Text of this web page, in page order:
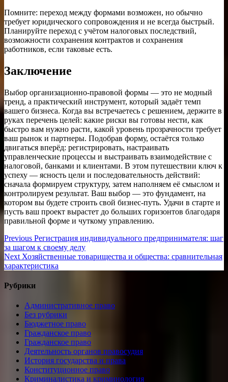
Помните: переход между формами возможен, но обычно
требует юридического сопровождения и не всегда быстрый.
Планируйте переход с учётом налоговых последствий,
возможности сохранения контрактов и сохранения
работников, если таковые есть.
Заключение
Выбор организационно‑правовой формы — это не модный
тренд, а практический инструмент, который задаёт темп
вашего бизнеса. Когда вы встречаетесь с решением, держите в
руках перечень целей: какие риски вы готовы нести, как
быстро вам нужно расти, какой уровень прозрачности требует
ваш рынок и партнеры. Подобрав форму, остаётся только
двигаться вперёд: регистрировать, настраивать
управленческие процессы и выстраивать взаимодействие с
налоговой, банками и клиентами. В этом путешествии ключ к
успеху — ясность цели и последовательность действий:
сначала формируем структуру, затем наполняем её смыслом и
контролируем результат. Ваш выбор — это фундамент, на
котором вы будете строить свой бизнес‑путь. Удачи в старте и
пусть ваш проект вырастет до больших горизонтов благодаря
правильной форме и чуткому управлению.
Навигация
по
записям
Previous Previous
post:
Регистрация индивидуального предпринимателя: шаг
за шагом к своему делу
Next Next
post:
Хозяйственные товарищества и общества: сравнительная
характеристика
Рубрики
Административное право
Без рубрики
Бюджетное право
Гражданское право
Гражданское право
Деятельность органов правосудия
История государства и права
Конституционное право
Криминалистика и криминология